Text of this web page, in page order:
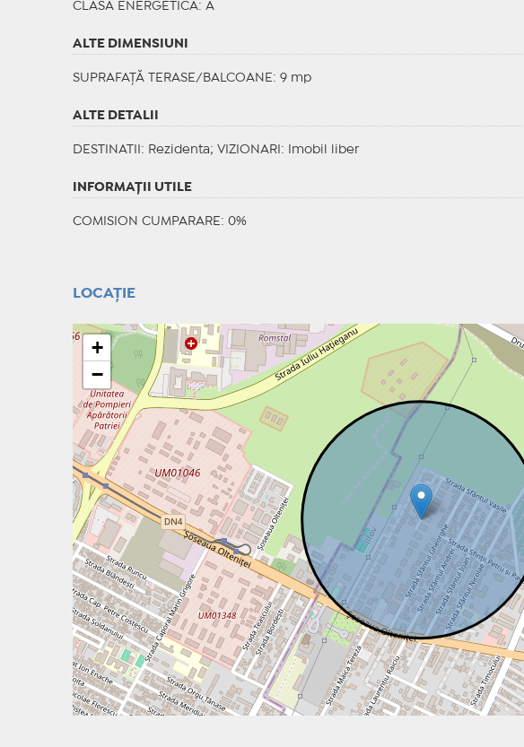
CLASA ENERGETICA: A
ALTE DIMENSIUNI
SUPRAFAȚĂ TERASE/BALCOANE: 9 mp
ALTE DETALII
DESTINATII : Rezidenta; VIZIONARI : Imobil liber
INFORMAŢII UTILE
COMISION CUMPARARE: 0%
LOCAȚIE
+
−